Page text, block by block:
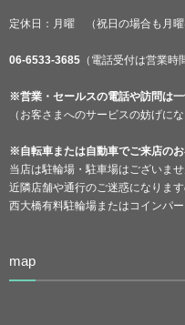
定休日：月曜 （祝日の場合も月曜
06-6533-3685 （電話受付は営業時
※営業・セールスの電話や訪問は
（お客さまへのサービスの妨げに
※自転車または自動車でご来店の
当店は駐輪場・駐車場はございませ
近隣店舗や通行のご迷惑になりま
西大橋有料駐輪場またはコインパ
map